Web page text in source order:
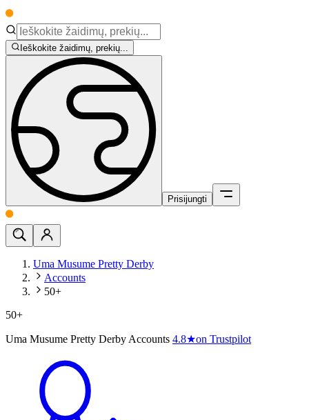
Ieškokite žaidimų, prekių...
Prisijungti
Uma Musume Pretty Derby
Accounts
50+
50+
Uma Musume Pretty Derby Accounts 4.8★on Trustpilot